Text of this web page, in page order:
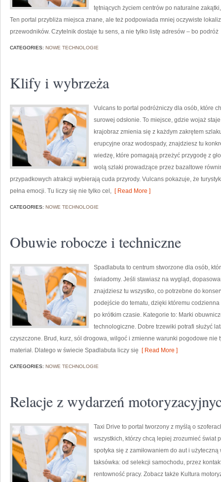
tętniących życiem centrów po naturalne
Ten portal przybliża miejsca znane, ale też podpowiada mniej oczywiste
przewodników. Czytelnik dostaje tu sens, a nie tylko listę adresów – bo podróż
CATEGORIES: NOWE TECHNOLOGIE
Klify i wybrzeża
Vulcans to portal podróżniczy dla osób, które
surowej odsłonie. To miejsce, gdzie wojaż
krajobraz zmienia się z każdym zakrętem
erupcyjne oraz wodospady, znajdziesz tu
wiedzę, które pomagają przeżyć przygodę z
wolą szlaki prowadzące przez bazaltowe
przypadkowych atrakcji wybierają cuda przyrody. Vulcans pokazuje, że
pełna emocji. Tu liczy się nie tylko cel, [ Read More ]
CATEGORIES: NOWE TECHNOLOGIE
Obuwie robocze i techniczne
Spadlabuta to centrum stworzone dla osób,
świadomy. Jeśli stawiasz na wygląd,
znajdziesz tu wszystko, co potrzebne do
podejście do tematu, dzięki któremu
po krótkim czasie. Kategorie to: Marki
technologiczne. Dobre trzewiki potrafi służyć
czyszczone. Brud, kurz, sól drogowa, wilgoć i zmienne warunki pogodowe nie
materiał. Dlatego w świecie Spadlabuta liczy się [ Read More ]
CATEGORIES: NOWE TECHNOLOGIE
Relacje z wydarzeń
Taxi Drive to portal tworzony z myślą o
wszystkich, którzy chcą lepiej zrozumieć świat
spotyka się z zamiłowaniem do aut i
taksówka: od selekcji samochodu, przez
rentowność pracy. Zobacz także Kultura